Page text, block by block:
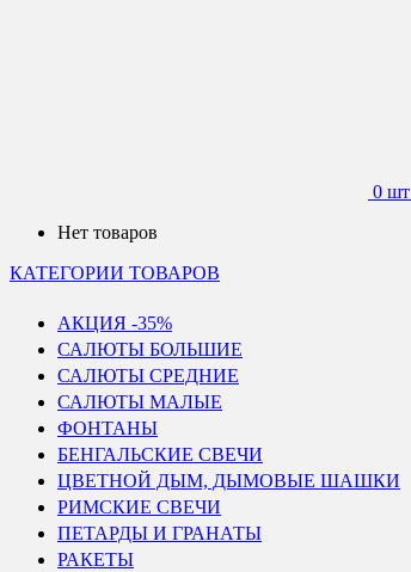
0 шт
Нет товаров
КАТЕГОРИИ ТОВАРОВ
АКЦИЯ -35%
САЛЮТЫ БОЛЬШИЕ
САЛЮТЫ СРЕДНИЕ
САЛЮТЫ МАЛЫЕ
ФОНТАНЫ
БЕНГАЛЬСКИЕ СВЕЧИ
ЦВЕТНОЙ ДЫМ, ДЫМОВЫЕ ШАШКИ
РИМСКИЕ СВЕЧИ
ПЕТАРДЫ И ГРАНАТЫ
РАКЕТЫ